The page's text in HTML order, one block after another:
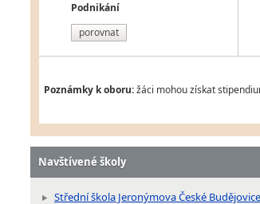
Podnikání
porovnat
Poznámky k oboru:žáci mohou získat
Navštívené školy
Střední škola Jeronýmova České